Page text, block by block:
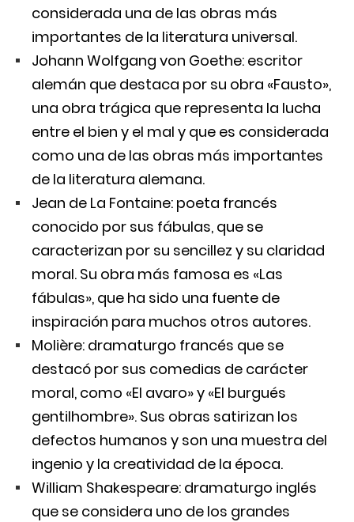
considerada una de las obras más
importantes de la literatura universal.
Johann Wolfgang von Goethe: escritor
alemán que destaca por su obra «Fausto»,
una obra trágica que representa la lucha
entre el bien y el mal y que es considerada
como una de las obras más importantes
de la literatura alemana.
Jean de La Fontaine: poeta francés
conocido por sus fábulas, que se
caracterizan por su sencillez y su claridad
moral. Su obra más famosa es «Las
fábulas», que ha sido una fuente de
inspiración para muchos otros autores.
Molière: dramaturgo francés que se
destacó por sus comedias de carácter
moral, como «El avaro» y «El burgués
gentilhombre». Sus obras satirizan los
defectos humanos y son una muestra del
ingenio y la creatividad de la época.
William Shakespeare: dramaturgo inglés
que se considera uno de los grandes